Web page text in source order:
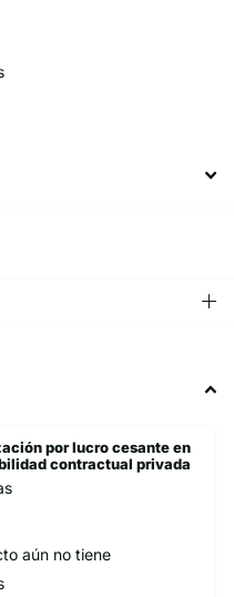
por lucro cesante en
contractual privada
aún no tiene